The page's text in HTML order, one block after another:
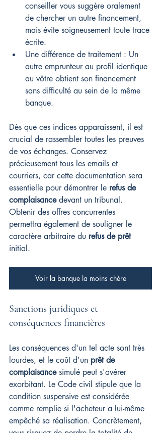
conseiller vous suggère oralement
de chercher un autre financement,
mais évite soigneusement toute trace
écrite.
Une différence de traitement : Un
autre emprunteur au profil identique
au vôtre obtient son financement
sans difficulté au sein de la même
banque.
Dès que ces indices apparaissent, il est
crucial de rassembler toutes les preuves
de vos échanges. Conservez
précieusement tous les emails et
courriers, car cette documentation sera
essentielle pour démontrer le refus de
complaisance devant un tribunal.
Obtenir des offres concurrentes
permettra également de souligner le
caractère arbitraire du refus de prêt
initial.
Voir la banque la moins chère
Sanctions juridiques et
conséquences financières
Les conséquences d'un tel acte sont très
lourdes, et le coût d'un prêt de
complaisance simulé peut s'avérer
exorbitant. Le Code civil stipule que la
condition suspensive est considérée
comme remplie si l'acheteur a lui-même
empêché sa réalisation. Concrètement,